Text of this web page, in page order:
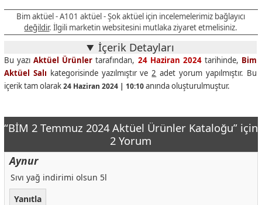
Bim aktüel - A101 aktüel - Şok aktüel için incelemelerimiz bağlayıcı
değildir. İlgili marketin websitesini mutlaka ziyaret etmelisiniz.
İçerik Detayları
Bu yazıAktüel Ürünler tarafından, 24 Haziran 2024tarihinde, Bim
Aktüel Salı kategorisinde yazılmıştır ve2 adet yorum yapılmıştır. Bu
içerik tam olarak24 Haziran 2024 | 10:10anında oluşturulmuştur.
“BİM 2 Temmuz 2024 Aktüel Ürünler Kataloğu” için
2 Yorum
Aynur
Sıvı yağ indirimi olsun 5l
Yanıtla